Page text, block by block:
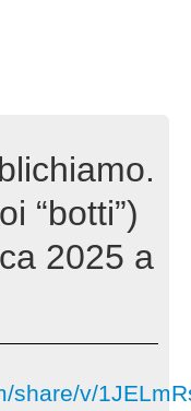
“botti”)
2025 a
share/v/